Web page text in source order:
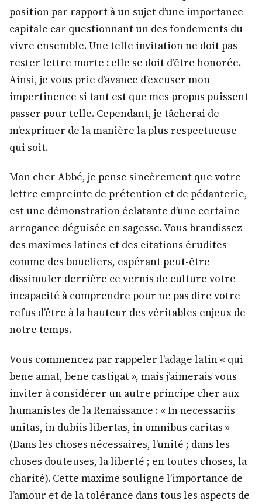
position par rapport à un sujet d’une importance
capitale car questionnant un des fondements du
vivre ensemble. Une telle invitation ne doit pas
rester lettre morte : elle se doit d’être honorée.
Ainsi, je vous prie d’avance d’excuser mon
impertinence si tant est que mes propos puissent
passer pour telle. Cependant, je tâcherai de
m’exprimer de la manière la plus respectueuse
qui soit.
Mon cher Abbé, je pense sincèrement que votre
lettre empreinte de prétention et de pédanterie,
est une démonstration éclatante d’une certaine
arrogance déguisée en sagesse. Vous brandissez
des maximes latines et des citations érudites
comme des boucliers, espérant peut-être
dissimuler derrière ce vernis de culture votre
incapacité à comprendre pour ne pas dire votre
refus d’être à la hauteur des véritables enjeux de
notre temps.
Vous commencez par rappeler l’adage latin « qui
bene amat, bene castigat », mais j’aimerais vous
inviter à considérer un autre principe cher aux
humanistes de la Renaissance : « In necessariis
unitas, in dubiis libertas, in omnibus caritas »
(Dans les choses nécessaires, l’unité ; dans les
choses douteuses, la liberté ; en toutes choses, la
charité). Cette maxime souligne l’importance de
l’amour et de la tolérance dans tous les aspects de